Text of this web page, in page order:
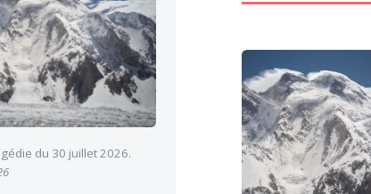
du 30 juillet 2026.